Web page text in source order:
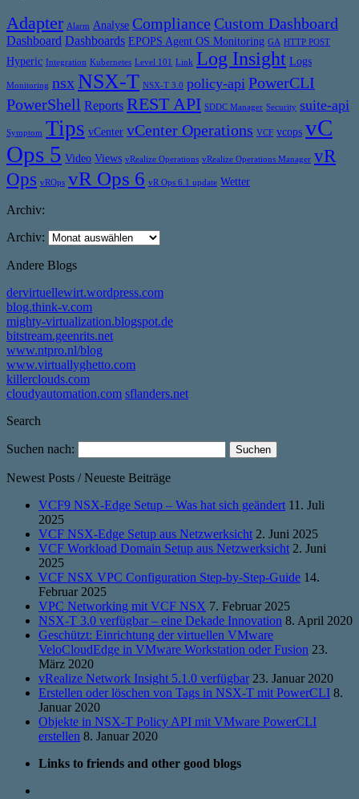
Adapter Alarm Analyse Compliance Custom Dashboard
Dashboard Dashboards EPOPS Agent OS Monitoring GA HTTP POST
Hyperic Integration Kubernetes Level 101 Link Log Insight Logs
Monitoring nsx NSX-T NSX-T 3.0 policy-api PowerCLI
PowerShell Reports REST API SDDC Manager Security suite-api
Symptom Tips vCenter vCenter Operations VCF vcops vC
Ops 5 Video Views vRealize Operations vRealize Operations Manager vR
Ops vROps vR Ops 6 vR Ops 6.1 update Wetter
Archiv:
Archiv:
Andere Blogs
dervirtuellewirt.wordpress.com
blog.think-v.com
mighty-virtualization.blogspot.de
bitstream.geenrits.net
www.ntpro.nl/blog
www.virtuallyghetto.com
killerclouds.com
cloudyautomation.com sflanders.net
Search
Suchen nach:
Newest Posts / Neueste Beiträge
VCF9 NSX-Edge Setup – Was hat sich geändert 11. Juli
2025
VCF NSX-Edge Setup aus Netzwerksicht 2. Juni 2025
VCF Workload Domain Setup aus Netzwerksicht 2. Juni
2025
VCF NSX VPC Configuration Step-by-Step-Guide 14.
Februar 2025
VPC Networking mit VCF NSX 7. Februar 2025
NSX-T 3.0 verfügbar – eine Dekade Innovation 8. April 2020
Geschützt: Einrichtung der virtuellen VMware
VeloCloudEdge in VMware Workstation oder Fusion 23.
März 2020
vRealize Network Insight 5.1.0 verfügbar 23. Januar 2020
Erstellen oder löschen von Tags in NSX-T mit PowerCLI 8.
Januar 2020
Objekte in NSX-T Policy API mit VMware PowerCLI
erstellen 8. Januar 2020
Links to friends and other good blogs